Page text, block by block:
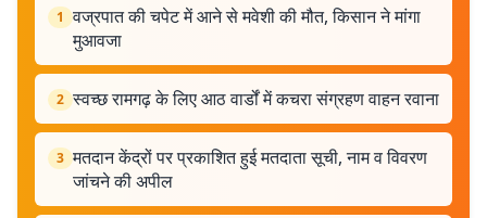
1 वज्रपात की चपेट में आने से मवेशी की मौत, किसान ने मांगा
मुआवजा
2 स्वच्छ रामगढ़ के लिए आठ वार्डों में कचरा संग्रहण वाहन रवाना
3 मतदान केंद्रों पर प्रकाशित हुई मतदाता सूची, नाम व विवरण
जांचने की अपील